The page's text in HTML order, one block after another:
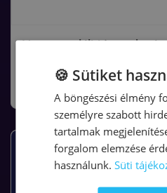
Hogyan találj jó
🍪 Sütiket
A böngészési élmény
személyre szabott
tartalmak
forgalom elemzése
használunk. Süti